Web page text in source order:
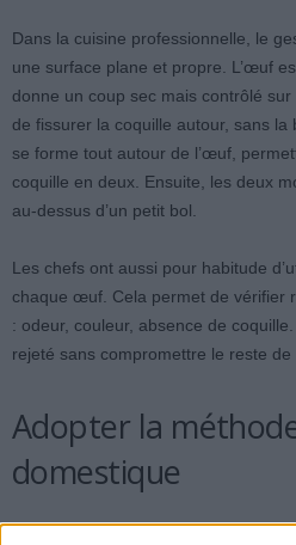
Dans la cuisine professionnelle, le
une surface plane et propre. L’œuf
donne un coup sec mais contrôlé
de fissurer la coquille autour, sans
se forme tout autour de l’œuf,
coquille en deux. Ensuite, les deux
au-dessus d’un petit bol.
Les chefs ont aussi pour habitude
chaque œuf. Cela permet de vérifier
: odeur, couleur, absence de
rejeté sans compromettre le reste de
Adopter la
domestique